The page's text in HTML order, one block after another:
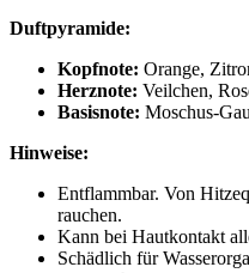
Duftpyramide:
Kopfnote: Orange,
Herznote: Veilchen,
Basisnote: Moschus-
Hinweise:
Entflammbar. Von
rauchen.
Kann bei Hautkontakt
Schädlich für